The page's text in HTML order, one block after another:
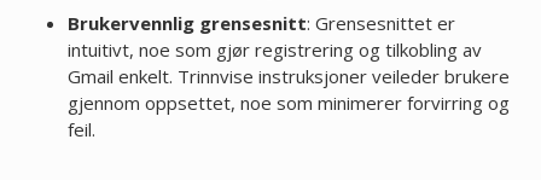
Brukervennlig grensesnitt: Grensesnittet er
intuitivt, noe som gjør registrering og tilkobling av
Gmail enkelt. Trinnvise instruksjoner veileder brukere
gjennom oppsettet, noe som minimerer forvirring og
feil.